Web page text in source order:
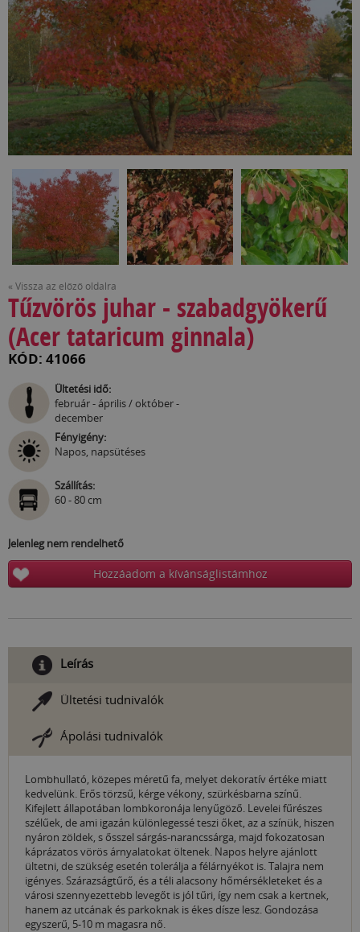
« Vissza az előző oldalra
Tűzvörös juhar - szabadgyökerű
(Acer tataricum ginnala)
KÓD: 41066
Ültetési idő:
február - április / október -
december
Fényigény:
Napos, napsütéses
Szállítás:
60 - 80 cm
Jelenleg nem rendelhető
Hozzáadom a kívánságlistámhoz
Leírás
Ültetési tudnivalók
Ápolási tudnivalók
Lombhullató, közepes méretű fa, melyet dekoratív értéke miatt
kedvelünk. Erős törzsű, kérge vékony, szürkésbarna színű.
Kifejlett állapotában lombkoronája lenyűgöző. Levelei fűrészes
szélűek, de ami igazán különlegessé teszi őket, az a színük, hiszen
nyáron zöldek, s ősszel sárgás-narancssárga, majd fokozatosan
káprázatos vörös árnyalatokat öltenek. Napos helyre ajánlott
ültetni, de szükség esetén tolerálja a félárnyékot is. Talajra nem
igényes. Szárazságtűrő, és a téli alacsony hőmérsékleteket és a
városi szennyezettebb levegőt is jól tűri, így nem csak a kertnek,
hanem az utcának és parkoknak is ékes dísze lesz. Gondozása
egyszerű, 5-10 m magasra nő.